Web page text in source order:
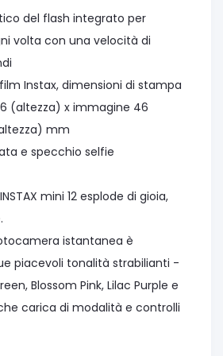
del flash integrato per
volta con una velocità di
Instax, dimensioni di stampa
(altezza) x immagine 46
mm
e specchio selfie
mini 12 esplode di gioia,
istantanea è
piacevoli tonalità strabilianti -
Blossom Pink, Lilac Purple e
carica di modalità e controlli